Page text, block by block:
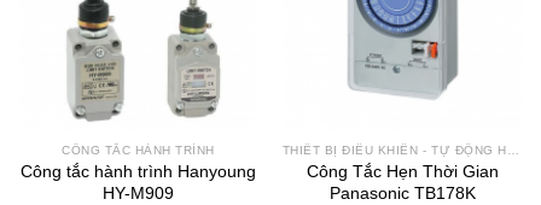
CÔNG TẮC HÀNH TRÌNH
Công tắc hành trình Hanyoung
HY-M909
Công Tắc Hẹn Thời Gian
Panasonic TB178K